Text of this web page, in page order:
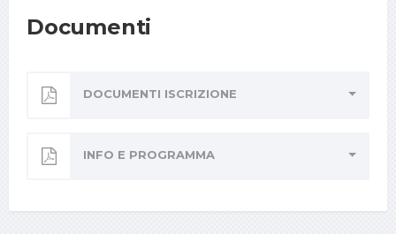
Documenti
DOCUMENTI ISCRIZIONE
INFO E PROGRAMMA